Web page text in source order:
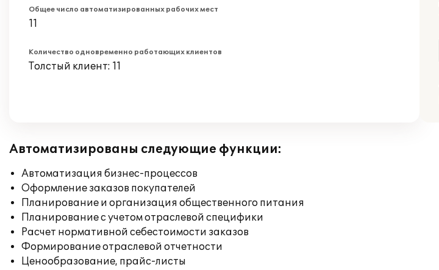
Общее число автоматизированных рабочих мест
11
Количество одновременно работающих клиентов
Толстый клиент: 11
Автоматизированы следующие функции:
Автоматизация бизнес-процессов
Оформление заказов покупателей
Планирование и организация общественного питания
Планирование с учетом отраслевой специфики
Расчет нормативной себестоимости заказов
Формирование отраслевой отчетности
Ценообразование, прайс-листы